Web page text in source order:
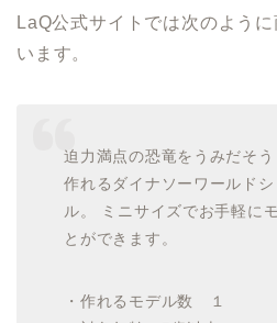
LaQ公式サイトでは次のよう
います。
迫力満点の恐竜をうみだそ
作れるダイナソーワールド
ル。 ミニサイズでお手軽に
とができます。
・作れるモデル数 １